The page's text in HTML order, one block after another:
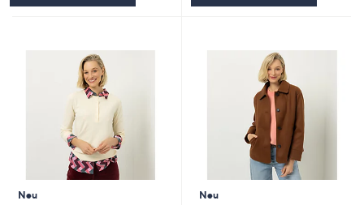
Neu
Neu